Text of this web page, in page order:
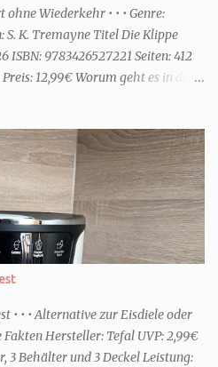
die Kneipp Aroma-Pflegedusche
ohne Wiederkehr • • • Genre:
K. Tremayne Titel Die Klippe
ISBN: 9783426527221 Seiten: 412
12,99€ Worum geht es in dem
Kinder beschuldigen sich
und muss schon bald erkennen,
Leseeindrücke Die Klippe -
direkt fragte: Gehen den Verlagen
las ich einen anderen
Tatsächlich sind sie sehr
eine Gemeinsamkeit. Sie haben
• • • Alternative zur Eisdiele oder
Fakten Hersteller: Tefal UVP: 2,99€
3 Behälter und 3 Deckel Leistung: